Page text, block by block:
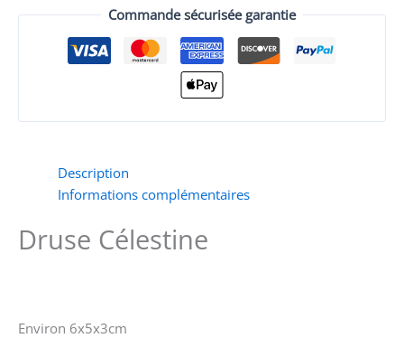
spiritualité,
sommeil
Commande sécurisée garantie
Description
Informations complémentaires
Druse Célestine
Environ 6x5x3cm